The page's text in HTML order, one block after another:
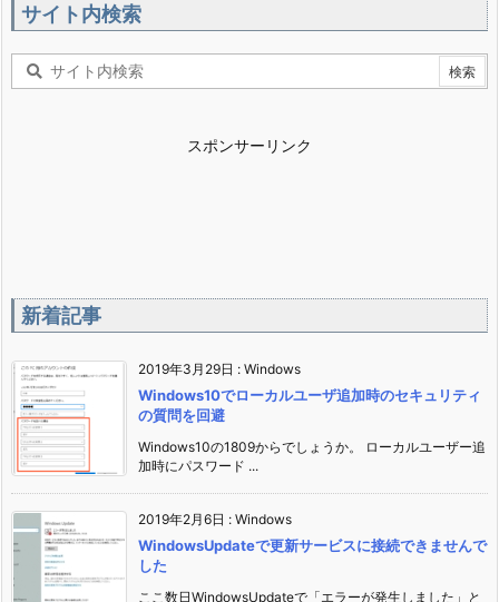
サイト内検索
スポンサーリンク
新着記事
2019年3月29日 : Windows
Windows10でローカルユーザ追加時のセキュリティ
の質問を回避
Windows10の1809からでしょうか。 ローカルユーザー追
加時にパスワード ...
2019年2月6日 : Windows
WindowsUpdateで更新サービスに接続できませんで
した
ここ数日WindowsUpdateで「エラーが発生しました」と